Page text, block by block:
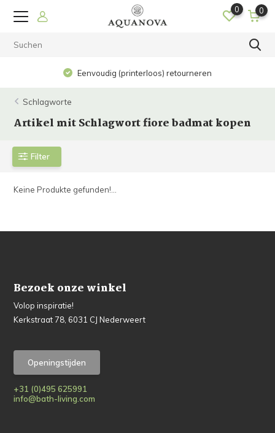
0 0
Eenvoudig (printerloos) retourneren
Schlagworte
Artikel mit Schlagwort fiore badmat kopen
Filter
Keine Produkte gefunden!...
Bezoek onze winkel
Volop inspiratie!
Kerkstraat 78, 6031 CJ Nederweert
Openingstijden
+31 (0)495 625991
info@bath-living.com